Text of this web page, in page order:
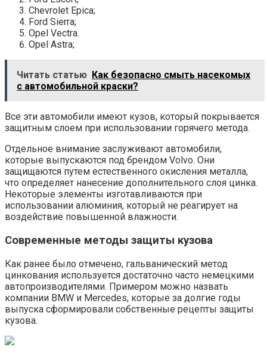
Chevrolet Epica;
Ford Sierra;
Opel Vectra.
Opel Astra;
Читать статью Как безопасно смыть насекомых
с автомобильной краски?
Все эти автомобили имеют кузов, который покрывается
защитным слоем при использовании горячего метода.
Отдельное внимание заслуживают автомобили,
которые выпускаются под брендом Volvo. Они
защищаются путем естественного окисления металла,
что определяет нанесение дополнительного слоя цинка.
Некоторые элементы изготавливаются при
использовании алюминия, который не реагирует на
воздействие повышенной влажности.
Современные методы защиты кузова
Как ранее было отмечено, гальванический метод
цинкования используется достаточно часто немецкими
автопроизводителями. Примером можно назвать
компании BMW и Mercedes, которые за долгие годы
выпуска сформировали собственные рецепты защиты
кузова.